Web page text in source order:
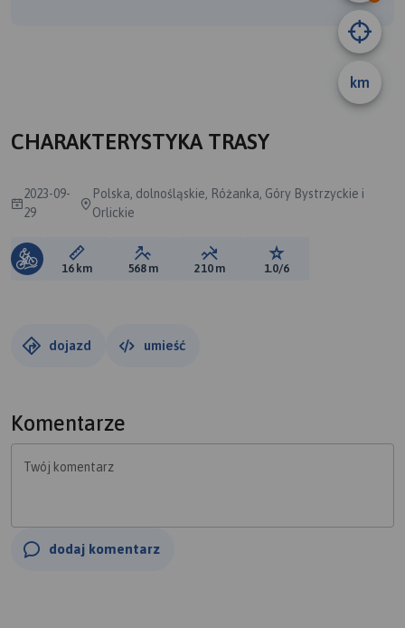
km
CHARAKTERYSTYKA TRASY
2023-09-
29
Polska, dolnośląskie, Różanka, Góry Bystrzyckie i
Orlickie
Długość trasy:
16 km Suma przewyższeń:
568 m Suma spadków:
210 m Ocena trasy:
1.0/6
dojazd umieść
Komentarze
Twój komentarz
dodaj komentarz